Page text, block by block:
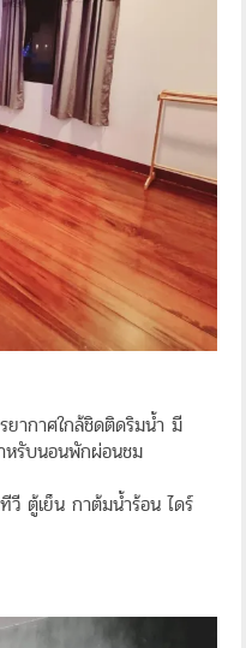
ากาศใกล้ชิดติดริมน้ำ มี
หรับนอนพักผ่อนชม
ตู้เย็น กาต้มน้ำร้อน ไดร์